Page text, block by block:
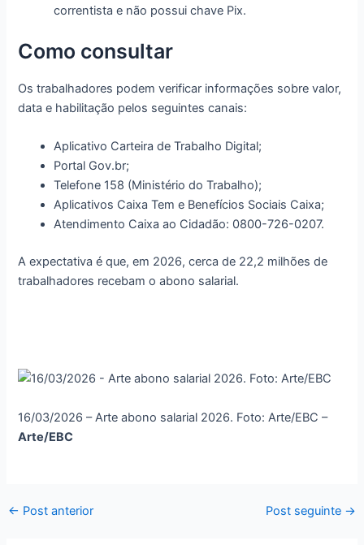
correntista e não possui chave Pix.
Como consultar
Os trabalhadores podem verificar informações sobre valor,
data e habilitação pelos seguintes canais:
Aplicativo Carteira de Trabalho Digital;
Portal Gov.br;
Telefone 158 (Ministério do Trabalho);
Aplicativos Caixa Tem e Benefícios Sociais Caixa;
Atendimento Caixa ao Cidadão: 0800-726-0207.
A expectativa é que, em 2026, cerca de 22,2 milhões de
trabalhadores recebam o abono salarial.
16/03/2026 – Arte abono salarial 2026. Foto: Arte/EBC –
Arte/EBC
← Post anterior Post seguinte →